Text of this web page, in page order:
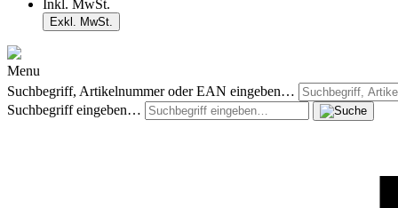
Inkl. MwSt.
Exkl. MwSt.
Menu
Suchbegriff, Artikelnummer oder EAN eingeben…
Suchbegriff eingeben…